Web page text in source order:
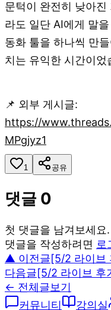
문턱이 완전히 낮아진
라도 일단 AI에게 말
동화 툴을 하나씩 만
치는 유익한 시간이었
📌 외부 게시글:
https://
MPgjyz1
1 공유
댓글 0
첫 댓글을 남겨보세요.
댓글을 작성하려면 로
▲ 이전글[5/2 라이
다음글[5/2 라이브
← 전체글보기
커뮤니티
강의실